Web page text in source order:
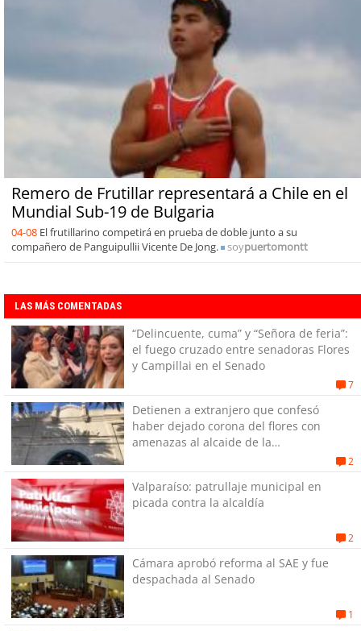
Remero de Frutillar representará a Chile en el
Mundial Sub-19 de Bulgaria
04-08 El frutillarino competirá en prueba de doble junto a su
compañero de Panguipullii Vicente De Jong.
soypuertomontt
LAS MÁS COMENTADAS
“Delincuente, cuma” y “Señora de feria”:
el fuego cruzado entre senadoras Flores
y Campillai en el Senado
7
Detienen a extranjero que confesó
haber dejado corona del flores con
amenazas al alcaide de la
2
Valparaíso: patrullaje municipal en
picada contra la alcaldía
2
Cámara aprobó reforma al SAE y fue
despachada al Senado
1